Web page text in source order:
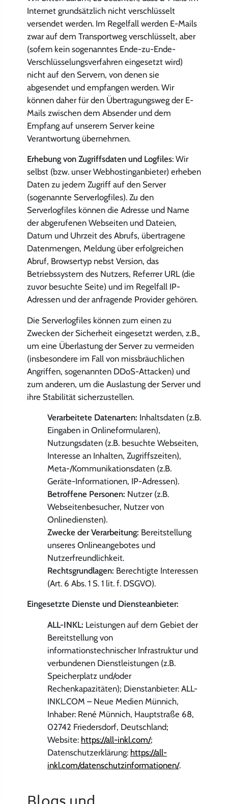
Internet grundsätzlich nicht verschlüsselt
versendet werden. Im Regelfall werden E-Mails
zwar auf dem Transportweg verschlüsselt, aber
(sofern kein sogenanntes Ende-zu-Ende-
Verschlüsselungsverfahren eingesetzt wird)
nicht auf den Servern, von denen sie
abgesendet und empfangen werden. Wir
können daher für den Übertragungsweg der E-
Mails zwischen dem Absender und dem
Empfang auf unserem Server keine
Verantwortung übernehmen.
Erhebung von Zugriffsdaten und Logfiles: Wir
selbst (bzw. unser Webhostinganbieter) erheben
Daten zu jedem Zugriff auf den Server
(sogenannte Serverlogfiles). Zu den
Serverlogfiles können die Adresse und Name
der abgerufenen Webseiten und Dateien,
Datum und Uhrzeit des Abrufs, übertragene
Datenmengen, Meldung über erfolgreichen
Abruf, Browsertyp nebst Version, das
Betriebssystem des Nutzers, Referrer URL (die
zuvor besuchte Seite) und im Regelfall IP-
Adressen und der anfragende Provider gehören.
Die Serverlogfiles können zum einen zu
Zwecken der Sicherheit eingesetzt werden, z.B.,
um eine Überlastung der Server zu vermeiden
(insbesondere im Fall von missbräuchlichen
Angriffen, sogenannten DDoS-Attacken) und
zum anderen, um die Auslastung der Server und
ihre Stabilität sicherzustellen.
Verarbeitete Datenarten: Inhaltsdaten (z.B.
Eingaben in Onlineformularen),
Nutzungsdaten (z.B. besuchte Webseiten,
Interesse an Inhalten, Zugriffszeiten),
Meta-/Kommunikationsdaten (z.B.
Geräte-Informationen, IP-Adressen).
Betroffene Personen: Nutzer (z.B.
Webseitenbesucher, Nutzer von
Onlinediensten).
Zwecke der Verarbeitung: Bereitstellung
unseres Onlineangebotes und
Nutzerfreundlichkeit.
Rechtsgrundlagen: Berechtigte Interessen
(Art. 6 Abs. 1 S. 1 lit. f. DSGVO).
Eingesetzte Dienste und Diensteanbieter:
ALL-INKL: Leistungen auf dem Gebiet der
Bereitstellung von
informationstechnischer Infrastruktur und
verbundenen Dienstleistungen (z.B.
Speicherplatz und/oder
Rechenkapazitäten); Dienstanbieter: ALL-
INKL.COM – Neue Medien Münnich,
Inhaber: René Münnich, Hauptstraße 68,
02742 Friedersdorf, Deutschland;
Website: https://all-inkl.com/;
Datenschutzerklärung: https://all-
inkl.com/datenschutzinformationen/.